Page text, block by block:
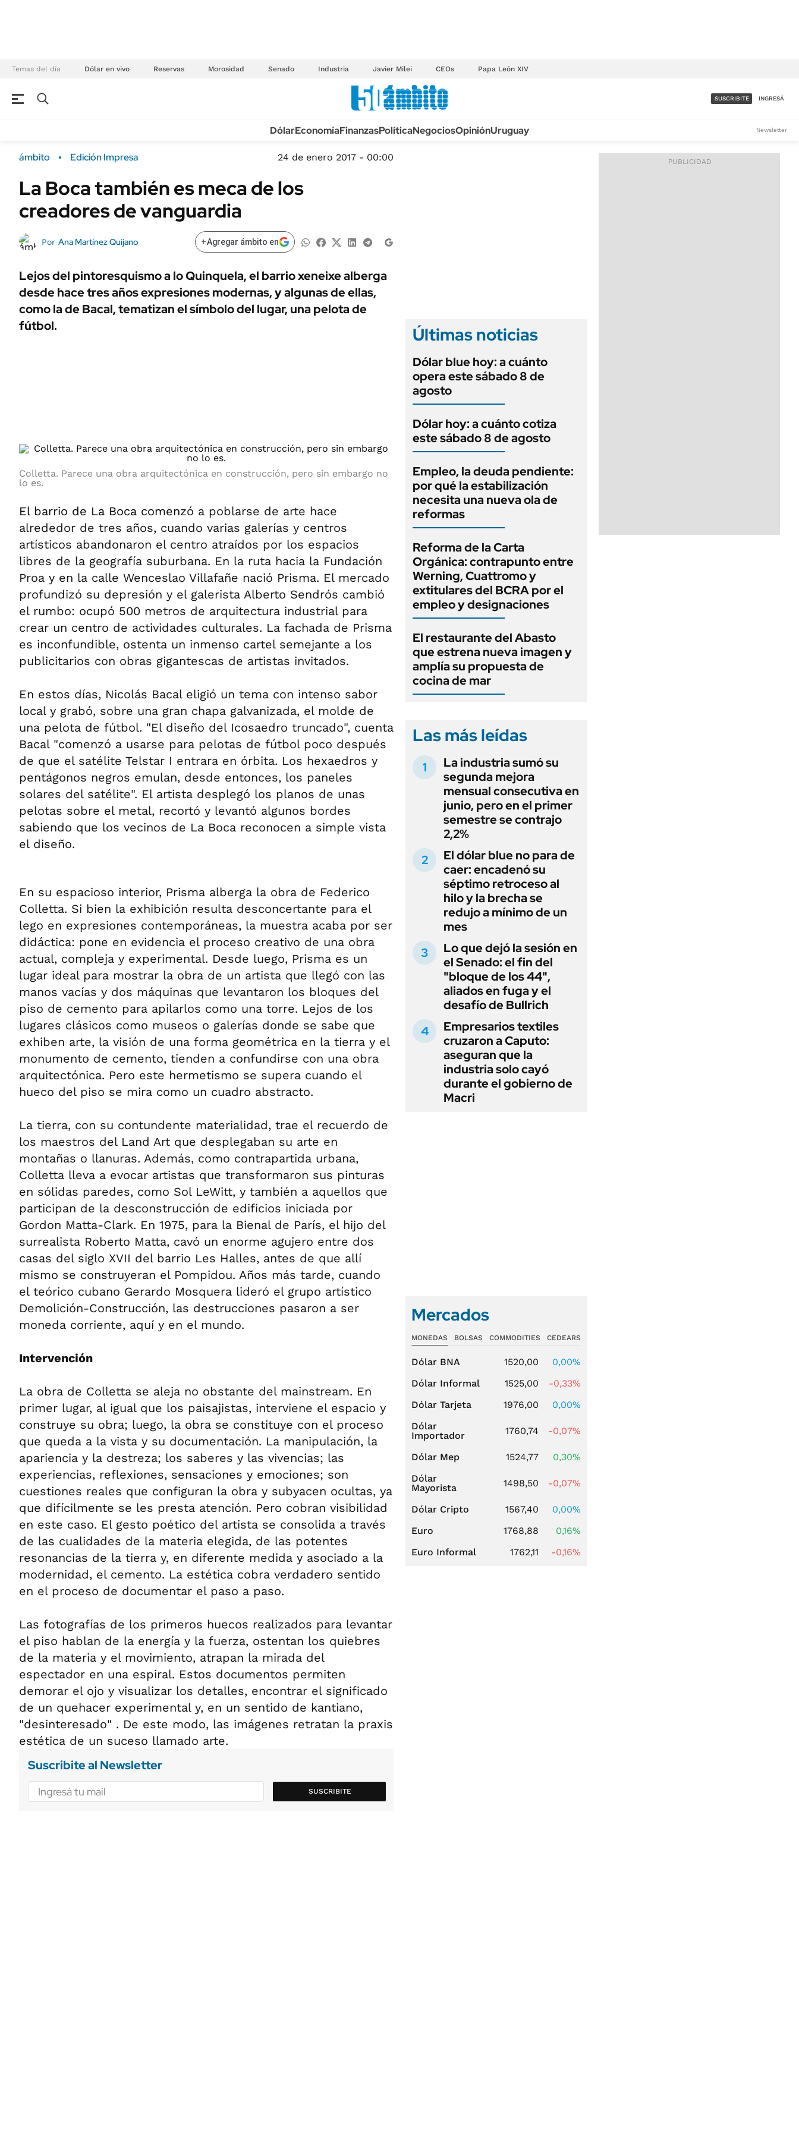
Temas del día Dólar en vivo Reservas Morosidad Senado Industria Javier Milei CEOs Papa León XIV
Campo
FINANZAS
Mercados
ÁMBITO DEBATE
MEDIAKIT AMBITO DEBATE
Sustentabilidad
ENERGY REPORT
POLÍTICA
URUGUAY
TECNOLOGÍA
MÉXICO
LIFESTYLE
AUTOS
ACCESO FULL - $1.800/MES
SUSCRIBITE INGRESÁ
DólarEconomíaFinanzasPolíticaNegociosOpiniónUruguay Newsletter
ámbito Edición Impresa 24 de enero 2017 - 00:00
La Boca también es meca de los
creadores de vanguardia
Por Ana Martínez Quijano +Agregar ámbito en
Lejos del pintoresquismo a lo Quinquela, el barrio xeneixe alberga
desde hace tres años expresiones modernas, y algunas de ellas,
como la de Bacal, tematizan el símbolo del lugar, una pelota de
fútbol.
Colletta. Parece una obra arquitectónica en construcción, pero sin embargo no
lo es.
El barrio de La Boca comenzó a poblarse de arte hace
alrededor de tres años, cuando varias galerías y centros
artísticos abandonaron el centro atraídos por los espacios
libres de la geografía suburbana. En la ruta hacia la Fundación
Proa y en la calle Wenceslao Villafañe nació Prisma. El mercado
profundizó su depresión y el galerista Alberto Sendrós cambió
el rumbo: ocupó 500 metros de arquitectura industrial para
crear un centro de actividades culturales. La fachada de Prisma
es inconfundible, ostenta un inmenso cartel semejante a los
publicitarios con obras gigantescas de artistas invitados.
En estos días, Nicolás Bacal eligió un tema con intenso sabor
local y grabó, sobre una gran chapa galvanizada, el molde de
una pelota de fútbol. "El diseño del Icosaedro truncado", cuenta
Bacal "comenzó a usarse para pelotas de fútbol poco después
de que el satélite Telstar I entrara en órbita. Los hexaedros y
pentágonos negros emulan, desde entonces, los paneles
solares del satélite". El artista desplegó los planos de unas
pelotas sobre el metal, recortó y levantó algunos bordes
sabiendo que los vecinos de La Boca reconocen a simple vista
el diseño.
En su espacioso interior, Prisma alberga la obra de Federico
Colletta. Si bien la exhibición resulta desconcertante para el
lego en expresiones contemporáneas, la muestra acaba por ser
didáctica: pone en evidencia el proceso creativo de una obra
actual, compleja y experimental. Desde luego, Prisma es un
lugar ideal para mostrar la obra de un artista que llegó con las
manos vacías y dos máquinas que levantaron los bloques del
piso de cemento para apilarlos como una torre. Lejos de los
lugares clásicos como museos o galerías donde se sabe que
exhiben arte, la visión de una forma geométrica en la tierra y el
monumento de cemento, tienden a confundirse con una obra
arquitectónica. Pero este hermetismo se supera cuando el
hueco del piso se mira como un cuadro abstracto.
La tierra, con su contundente materialidad, trae el recuerdo de
los maestros del Land Art que desplegaban su arte en
montañas o llanuras. Además, como contrapartida urbana,
Colletta lleva a evocar artistas que transformaron sus pinturas
en sólidas paredes, como Sol LeWitt, y también a aquellos que
participan de la desconstrucción de edificios iniciada por
Gordon Matta-Clark. En 1975, para la Bienal de París, el hijo del
surrealista Roberto Matta, cavó un enorme agujero entre dos
casas del siglo XVII del barrio Les Halles, antes de que allí
mismo se construyeran el Pompidou. Años más tarde, cuando
el teórico cubano Gerardo Mosquera lideró el grupo artístico
Demolición-Construcción, las destrucciones pasaron a ser
moneda corriente, aquí y en el mundo.
Intervención
La obra de Colletta se aleja no obstante del mainstream. En
primer lugar, al igual que los paisajistas, interviene el espacio y
construye su obra; luego, la obra se constituye con el proceso
que queda a la vista y su documentación. La manipulación, la
apariencia y la destreza; los saberes y las vivencias; las
experiencias, reflexiones, sensaciones y emociones; son
cuestiones reales que configuran la obra y subyacen ocultas, ya
que difícilmente se les presta atención. Pero cobran visibilidad
en este caso. El gesto poético del artista se consolida a través
de las cualidades de la materia elegida, de las potentes
resonancias de la tierra y, en diferente medida y asociado a la
modernidad, el cemento. La estética cobra verdadero sentido
en el proceso de documentar el paso a paso.
Las fotografías de los primeros huecos realizados para levantar
el piso hablan de la energía y la fuerza, ostentan los quiebres
de la materia y el movimiento, atrapan la mirada del
espectador en una espiral. Estos documentos permiten
demorar el ojo y visualizar los detalles, encontrar el significado
de un quehacer experimental y, en un sentido de kantiano,
"desinteresado" . De este modo, las imágenes retratan la praxis
estética de un suceso llamado arte.
Suscribite al Newsletter
SUSCRIBITE
Últimas noticias
Dólar blue hoy: a cuánto
opera este sábado 8 de
agosto
Dólar hoy: a cuánto cotiza
este sábado 8 de agosto
Empleo, la deuda pendiente:
por qué la estabilización
necesita una nueva ola de
reformas
Reforma de la Carta
Orgánica: contrapunto entre
Werning, Cuattromo y
extitulares del BCRA por el
empleo y designaciones
El restaurante del Abasto
que estrena nueva imagen y
amplía su propuesta de
cocina de mar
Las más leídas
La industria sumó su
segunda mejora
mensual consecutiva en
junio, pero en el primer
semestre se contrajo
2,2%
El dólar blue no para de
caer: encadenó su
séptimo retroceso al
hilo y la brecha se
redujo a mínimo de un
mes
Lo que dejó la sesión en
el Senado: el fin del
"bloque de los 44",
aliados en fuga y el
desafío de Bullrich
Empresarios textiles
cruzaron a Caputo:
aseguran que la
industria solo cayó
durante el gobierno de
Macri
Mercados
MONEDAS BOLSAS COMMODITIES CEDEARS
Dólar BNA 1520,00
0,00%
Dólar Informal
1525,00
-0,33%
Dólar Tarjeta
1976,00
0,00%
Dólar
Importador
1760,74 -0,07%
Dólar Mep 1524,77
0,30%
Dólar
Mayorista
1498,50 -0,07%
Dólar Cripto 1567,40
0,00%
Euro
1768,88
0,16%
Euro Informal
1762,11 -0,16%